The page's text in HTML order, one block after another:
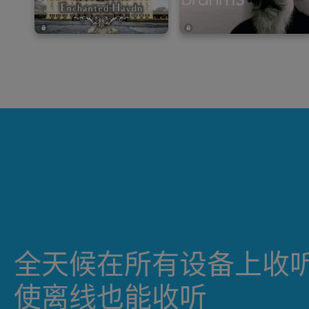
全天候在所有设备上收
使离线也能收听